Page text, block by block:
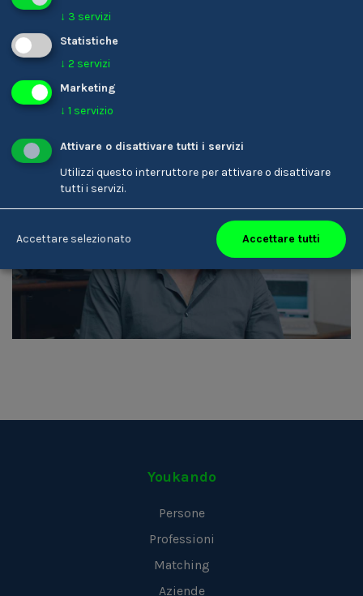
Armin Rottensteiner
Tecnico/-a del suono
Youkando
Persone
Professioni
Matching
Aziende
↓ 3 servizi
Statistiche
↓ 2 servizi
Marketing
↓ 1 servizio
Attivare o disattivare tutti i servizi
Utilizzi questo interruttore per attivare o disattivare
tutti i servizi.
Accettare selezionato Accettare tutti